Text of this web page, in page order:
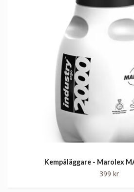
Kempåläggare - Marolex
399 kr